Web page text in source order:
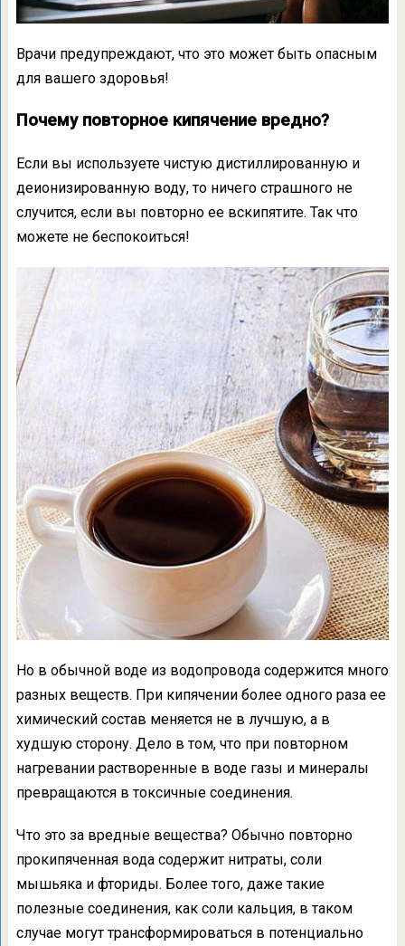
Врачи предупреждают, что это может быть опасным
для вашего здоровья!
Почему повторное кипячение вредно?
Если вы используете чистую дистиллированную и
деионизированную воду, то ничего страшного не
случится, если вы повторно ее вскипятите. Так что
можете не беспокоиться!
Но в обычной воде из водопровода содержится много
разных веществ. При кипячении более одного раза ее
химический состав меняется не в лучшую, а в
худшую сторону. Дело в том, что при повторном
нагревании растворенные в воде газы и минералы
превращаются в токсичные соединения.
Что это за вредные вещества? Обычно повторно
прокипяченная вода содержит нитраты, соли
мышьяка и фториды. Более того, даже такие
полезные соединения, как соли кальция, в таком
случае могут трансформироваться в потенциально